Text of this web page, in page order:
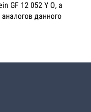
GF 12 052 Y О, а
данного